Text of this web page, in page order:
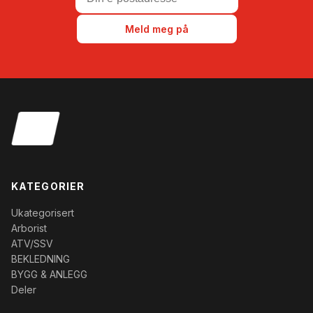
Meld meg på
KATEGORIER
Ukategorisert
Arborist
ATV/SSV
BEKLEDNING
BYGG & ANLEGG
Deler